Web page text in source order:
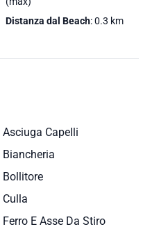
Distanza dal Beach: 0.3 km
Asciuga Capelli
Biancheria
Bollitore
Culla
Ferro E Asse Da Stiro